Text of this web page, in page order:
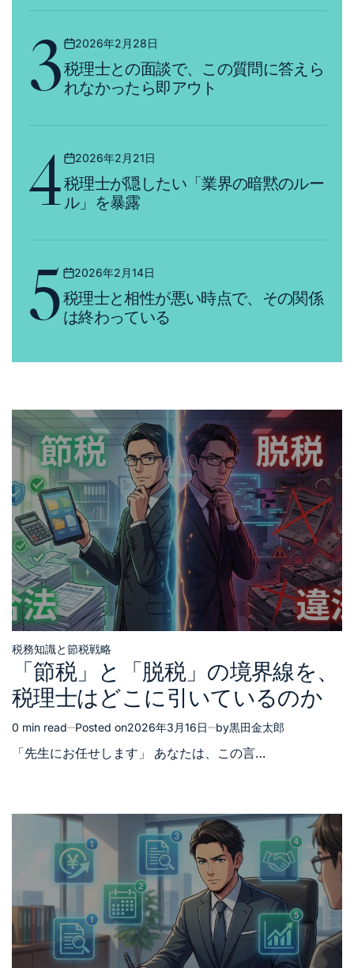
3 Posted
on
2026年2月28日
税理士との面談で、この質問に答えら
れなかったら即アウト
4 Posted
on
2026年2月21日
税理士が隠したい「業界の暗黙のルー
ル」を暴露
5 Posted
on
2026年2月14日
税理士と相性が悪い時点で、その関係
は終わっている
Posted
税務知識と節税戦略
「節税」と「脱税」の境界線を、
税理士はどこに引いているのか
Estimated
read
0 min read Posted on2026年3月16日 by黒田金太郎
「先生にお任せします」 あなたは、この言…